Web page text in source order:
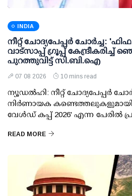
INDIA
നീറ്റ് ചോദ്യപേപ്പര്‍ ചോര്‍ച്ച:
വാട്സാപ്പ് ഗ്രൂപ്പ് കേന്ദ്രീകരിച്ച്
പുറത്തുവിട്ട് സി.ബി.ഐ
07 08 2026 10 mins read
ന്യൂഡല്‍ഹി: നീറ്റ് ചോദ്യപേപ്പര്‍
നിര്‍ണായക
വേള്‍ഡ് കപ്പ് 2026' എന്ന പേരില്‍
READ MORE